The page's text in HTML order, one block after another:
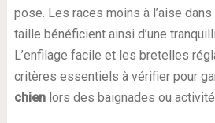
pose. Les races moins à l’aise dans
taille bénéficient ainsi d’une
L’enfilage facile et les bretelles
critères essentiels à vérifier pour
chienlors des baignades ou